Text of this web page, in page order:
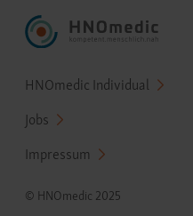
© HNOmedic 2025
HNOmedic Individual
Jobs
Impressum